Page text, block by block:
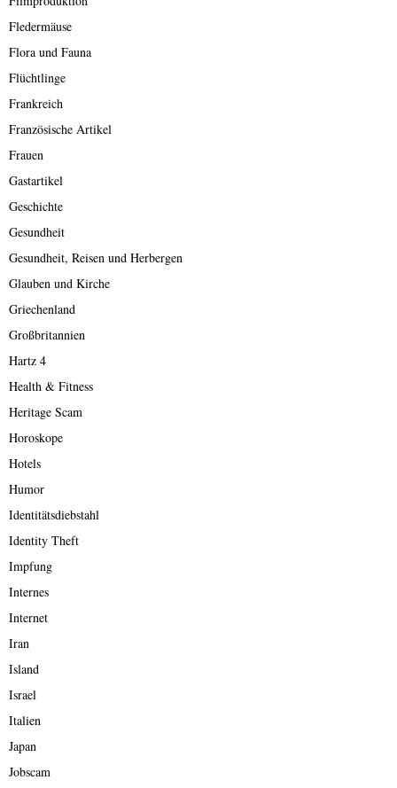
Fledermäuse
Flora und Fauna
Flüchtlinge
Frankreich
Französische Artikel
Frauen
Gastartikel
Geschichte
Gesundheit
Gesundheit, Reisen und Herbergen
Glauben und Kirche
Griechenland
Großbritannien
Hartz 4
Health & Fitness
Heritage Scam
Horoskope
Hotels
Humor
Identitätsdiebstahl
Identity Theft
Impfung
Internes
Internet
Iran
Island
Israel
Italien
Japan
Jobscam